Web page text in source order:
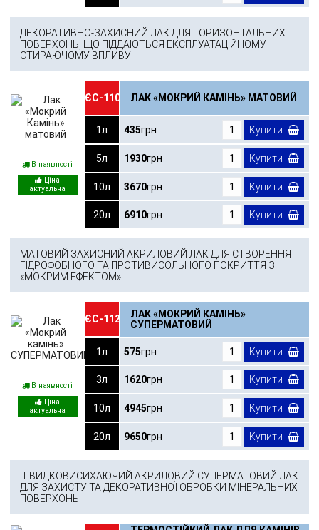
ДЕКОРАТИВНО-ЗАХИСНИЙ ЛАК ДЛЯ ГОРИЗОНТАЛЬНИХ
ПОВЕРХОНЬ, ЩО ПІДДАЮТЬСЯ ЕКСПЛУАТАЦІЙНОМУ
СТИРАЮЧОМУ ВПЛИВУ
В наявності
ЄС-110 ЛАК «МОКРИЙ КАМІНЬ» МАТОВИЙ
1л 435грн Купити
5л 1930грн Купити
10л 3670грн Купити
20л 6910грн Купити
МАТОВИЙ ЗАХИСНИЙ АКРИЛОВИЙ ЛАК ДЛЯ СТВОРЕННЯ
ГІДРОФОБНОГО ТА ПРОТИВИСОЛЬНОГО ПОКРИТТЯ З
«МОКРИМ ЕФЕКТОМ»
В наявності
ЄС-112
ЛАК «МОКРИЙ КАМІНЬ»
СУПЕРМАТОВИЙ
1л 575грн Купити
3л 1620грн Купити
10л 4945грн Купити
20л 9650грн Купити
ШВИДКОВИСИХАЮЧИЙ АКРИЛОВИЙ СУПЕРМАТОВИЙ ЛАК
ДЛЯ ЗАХИСТУ ТА ДЕКОРАТИВНОЇ ОБРОБКИ МІНЕРАЛЬНИХ
ПОВЕРХОНЬ